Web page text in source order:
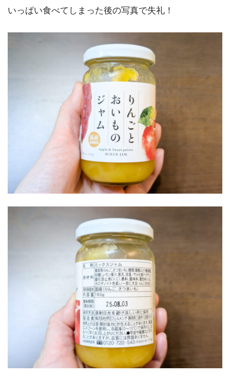
いっぱい食べてしまった後の写真で失礼！